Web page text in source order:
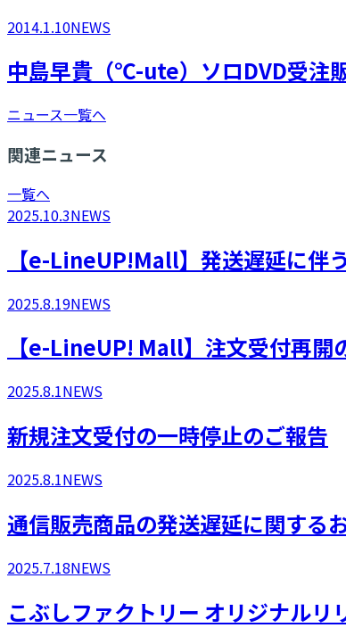
2014.1.10NEWS
中島早貴（℃-ute）ソロDVD受注
ニュース一覧へ
関連ニュース
一覧へ
2025.10.3NEWS
【e-LineUP!Mall】発送遅延に伴
2025.8.19NEWS
【e-LineUP! Mall】注文受付再開
2025.8.1NEWS
新規注文受付の一時停止のご報告
2025.8.1NEWS
通信販売商品の発送遅延に関する
2025.7.18NEWS
こぶしファクトリー オリジナル